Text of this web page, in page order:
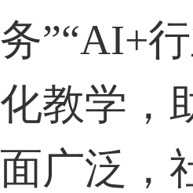
务”“AI+
化教学，
面广泛，